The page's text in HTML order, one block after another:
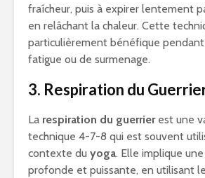
fraîcheur, puis à expirer lentement
en relâchant la chaleur. Cette
particulièrement bénéfique
fatigue ou de surmenage.
3. Respiration du
La respiration du guerrierest une
technique 4-7-8 qui est souvent
contexte du yoga. Elle implique
profonde et puissante, en utilisant